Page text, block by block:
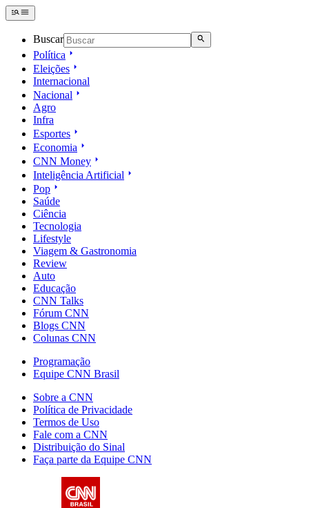
Buscar
Política
Eleições
Internacional
Nacional
Agro
Infra
Esportes
Economia
CNN Money
Inteligência Artificial
Pop
Saúde
Ciência
Tecnologia
Lifestyle
Viagem & Gastronomia
Review
Auto
Educação
CNN Talks
Fórum CNN
Blogs CNN
Colunas CNN
Programação
Equipe CNN Brasil
Sobre a CNN
Política de Privacidade
Termos de Uso
Fale com a CNN
Distribuição do Sinal
Faça parte da Equipe CNN